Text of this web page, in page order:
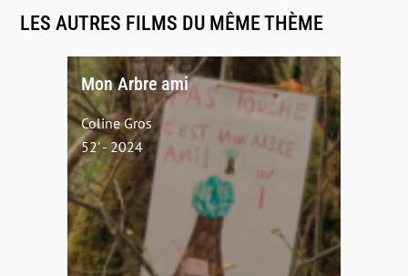
LES AUTRES FILMS DU MÊME THÈME
Mon Arbre ami
Coline Gros
52' - 2024